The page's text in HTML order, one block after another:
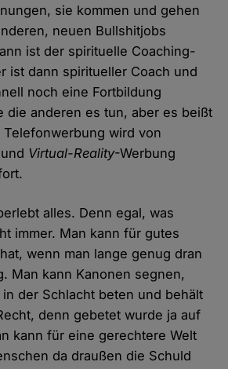
sie kommen und gehen
neuen Bullshitjobs
ist der spirituelle Coaching-
ist dann spiritueller Coach und
noch eine Fortbildung
die anderen es tun, aber es beißt
Telefonwerbung wird von
Virtual-Reality-Werbung
alles. Denn egal, was
immer. Man kann für gutes
wenn man lange genug dran
Man kann Kanonen segnen,
der Schlacht beten und behält
denn gebetet wurde ja auf
kann für eine gerechtere Welt
da draußen die Schuld